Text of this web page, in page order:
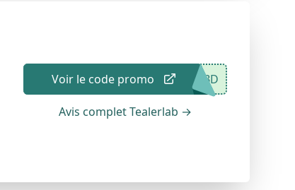
Voir le code promo CBD
Avis complet Tealerlab →